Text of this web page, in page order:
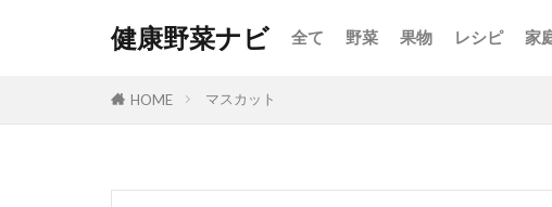
健康野菜ナビ 全て 野菜 果物 レシピ 家
HOME マスカット